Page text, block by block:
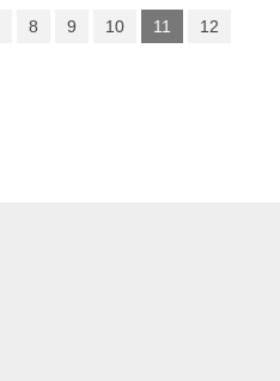
8 9 10 11
12